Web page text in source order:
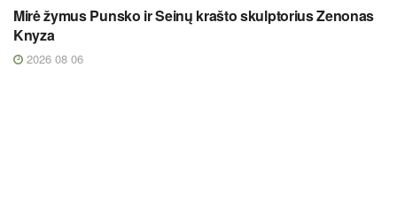
Mirė žymus Punsko ir Seinų krašto skulptorius Zenonas
Knyza
2026 08 06